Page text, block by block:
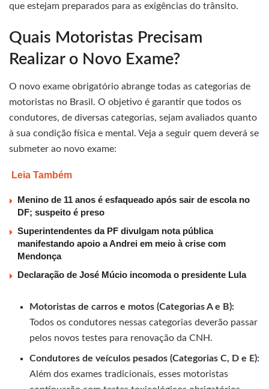
que estejam preparados para as exigências do trânsito.
Quais Motoristas Precisam
Realizar o Novo Exame?
O novo exame obrigatório abrange todas as categorias de
motoristas no Brasil. O objetivo é garantir que todos os
condutores, de diversas categorias, sejam avaliados quanto
à sua condição física e mental. Veja a seguir quem deverá se
submeter ao novo exame:
Leia Também
Menino de 11 anos é esfaqueado após sair de escola no
DF; suspeito é preso
Superintendentes da PF divulgam nota pública
manifestando apoio a Andrei em meio à crise com
Mendonça
Declaração de José Múcio incomoda o presidente Lula
Motoristas de carros e motos (Categorias A e B):
Todos os condutores nessas categorias deverão passar
pelos novos testes para renovação da CNH.
Condutores de veículos pesados (Categorias C, D e E):
Além dos exames tradicionais, esses motoristas